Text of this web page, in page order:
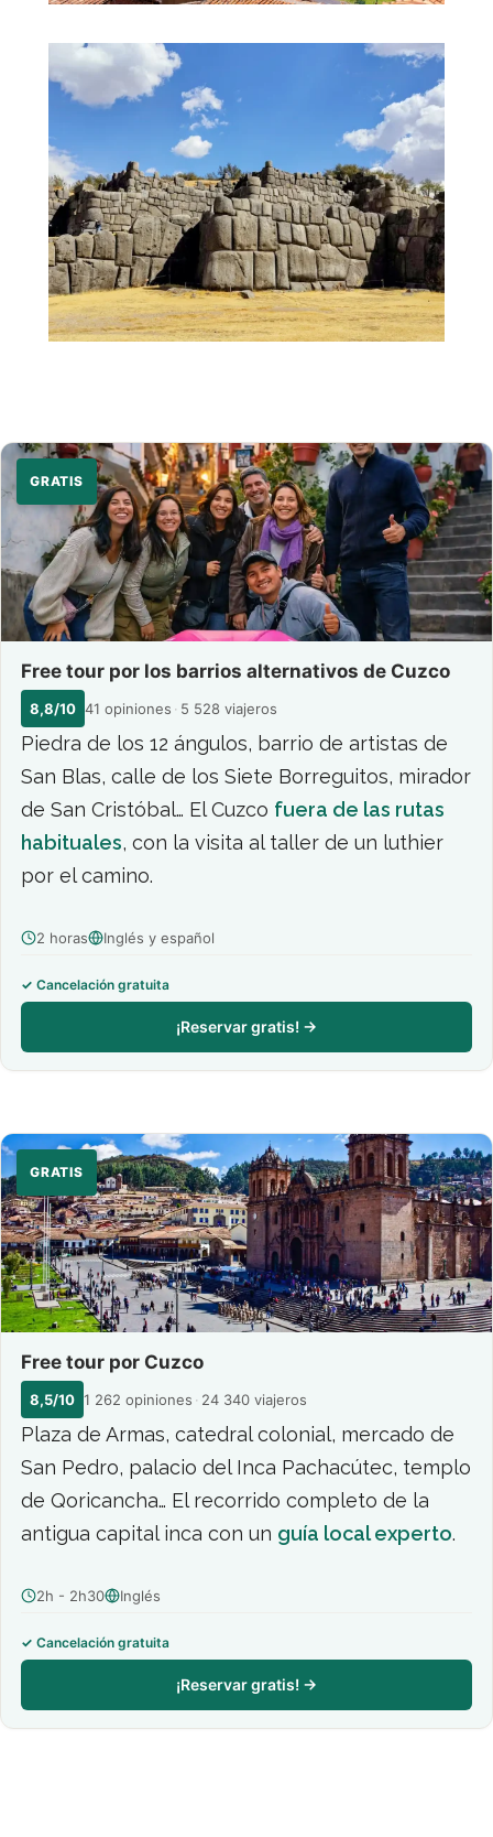
GRATIS
Free tour por los barrios alternativos de Cuzco
8,8/10 41 opiniones · 5 528 viajeros
Piedra de los 12 ángulos, barrio de artistas de
San Blas, calle de los Siete Borreguitos, mirador
de San Cristóbal… El Cuzco fuera de las rutas
habituales, con la visita al taller de un luthier
por el camino.
2 horas Inglés y español
Cancelación gratuita
¡Reservar gratis! →
GRATIS
Free tour por Cuzco
8,5/10 1 262 opiniones · 24 340 viajeros
Plaza de Armas, catedral colonial, mercado de
San Pedro, palacio del Inca Pachacútec, templo
de Qoricancha… El recorrido completo de la
antigua capital inca con un guía local experto.
2h - 2h30 Inglés
Cancelación gratuita
¡Reservar gratis! →